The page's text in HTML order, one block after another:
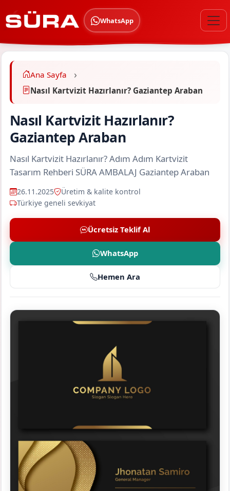
WhatsApp
Ana Sayfa
Nasıl Kartvizit Hazırlanır? Gaziantep Araban
Nasıl Kartvizit Hazırlanır?
Gaziantep Araban
Nasıl Kartvizit Hazırlanır? Adım Adım Kartvizit
Tasarım Rehberi SÜRA AMBALAJ Gaziantep Araban
26.11.2025
Üretim & kalite kontrol
Türkiye geneli sevkiyat
Ücretsiz Teklif Al
WhatsApp
Hemen Ara